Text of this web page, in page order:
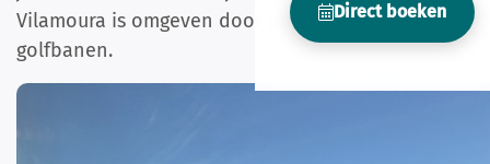
Direct boeken
Vilamoura is omgeven door prachtige stranden en
golfbanen.